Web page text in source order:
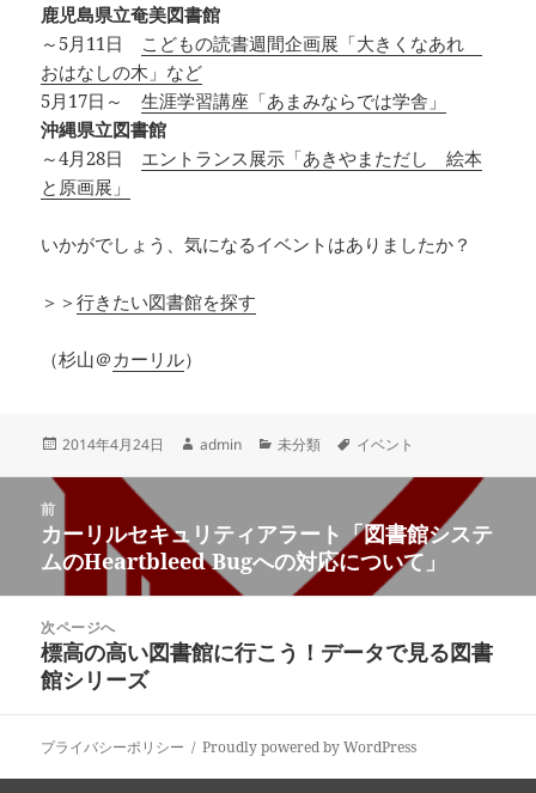
鹿児島県立奄美図書館
～5月11日 こどもの読書週間企画展「大きくなあれ
おはなしの木」など
5月17日～生涯学習講座「あまみならでは学舎」
沖縄県立図書館
～4月28日 エントランス展示「あきやまただし 絵本
と原画展」
いかがでしょう、気になるイベントはありましたか？
＞＞行きたい図書館を探す
（杉山＠ カーリル）
投
日:
2014年4月24日
作
admin
カ
ー
未分類
タ
イベント
前
前
の
投
稿:
カーリルセキュリティアラート「図書館システ
ムのHeartbleed Bugへの対応について」
次ページへ
次
の
稿:
標高の高い図書館に行こう！データで見る図書
館シリーズ
プライバシーポリシー Proudly powered by WordPress